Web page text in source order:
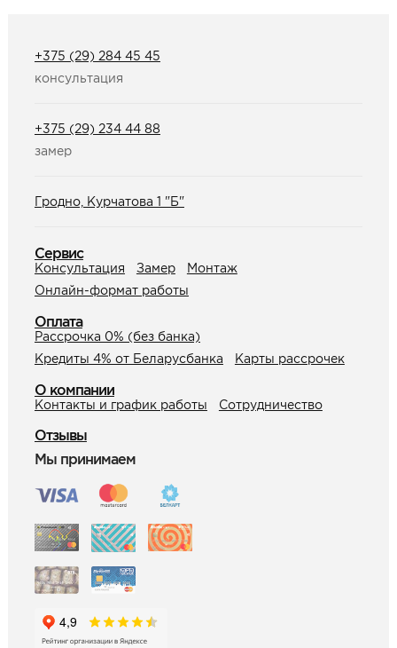
+375 (29) 284 45 45
консультация
+375 (29) 234 44 88
замер
Гродно, Курчатова 1 "Б"
Сервис
Консультация Замер
Монтаж
Онлайн-формат работы
Оплата
Рассрочка 0% (без банка)
Кредиты 4% от Беларусбанка
Карты рассрочек
О компании
Контакты и график работы Сотрудничество
Отзывы
Мы принимаем